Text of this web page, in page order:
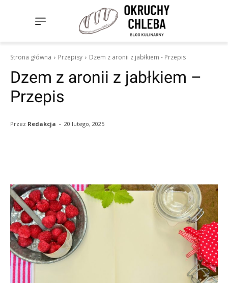
Strona główna Przepisy Dzem z aronii z jabłkiem - Przepis
Dzem z aronii z jabłkiem –
Przepis
Przez Redakcja - 20 lutego, 2025